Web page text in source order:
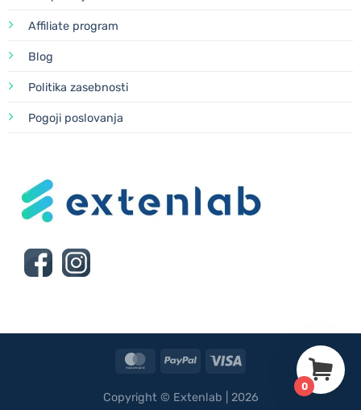
Affiliate program
Blog
Politika zasebnosti
Pogoji poslovanja
MasterCardPayPal Visa
Copyright © Extenlab | 2026
0